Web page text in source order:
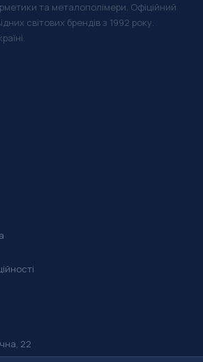
та металополімери. Офіційний
світових брендів з 1992 року.
22